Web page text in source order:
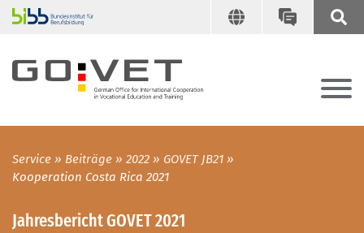
Service Beiträge 2022
GOVET JB21
Kooperation Costa Rica 2021
Jahresbericht GOVET 2021